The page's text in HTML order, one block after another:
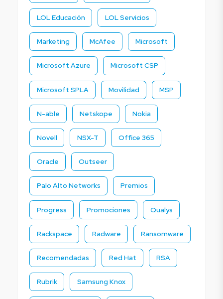
LOL Educación LOL Servicios
Marketing McAfee Microsoft
Microsoft Azure Microsoft CSP
Microsoft SPLA Movilidad MSP
N-able Netskope Nokia
Novell NSX-T Office 365
Oracle Outseer
Palo Alto Networks Premios
Progress Promociones Qualys
Rackspace Radware Ransomware
Recomendadas Red Hat RSA
Rubrik Samsung Knox